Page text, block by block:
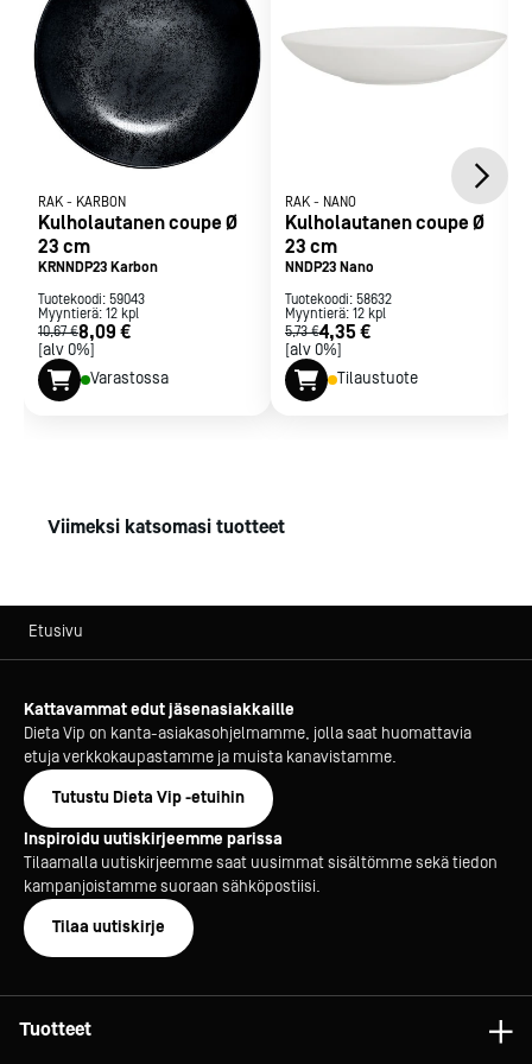
RAK - KARBON
Kulholautanen coupe Ø
23 cm
KRNNDP23 Karbon
Tuotekoodi: 59043
Myyntierä: 12 kpl
10,67 €8,09 €
[alv 0%]
Varastossa
RAK - NANO
Kulholautanen coupe Ø
23 cm
NNDP23 Nano
Tuotekoodi: 58632
Myyntierä: 12 kpl
5,73 €4,35 €
[alv 0%]
Tilaustuote
Viimeksi katsomasi tuotteet
Etusivu
Kattavammat edut jäsenasiakkaille
Dieta Vip on kanta-asiakasohjelmamme, jolla saat huomattavia
etuja verkkokaupastamme ja muista kanavistamme.
Tutustu Dieta Vip -etuihin
Inspiroidu uutiskirjeemme parissa
Tilaamalla uutiskirjeemme saat uusimmat sisältömme sekä tiedon
kampanjoistamme suoraan sähköpostiisi.
Tilaa uutiskirje
Tuotteet